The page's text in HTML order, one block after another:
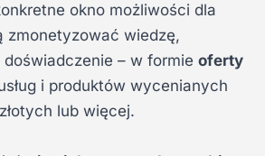
okno możliwości dla
zmonetyzować wiedzę,
– w formie oferty
i produktów wycenianych
lub więcej.